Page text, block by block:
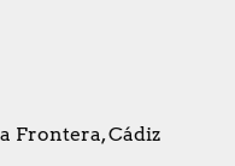
Frontera, Cádiz